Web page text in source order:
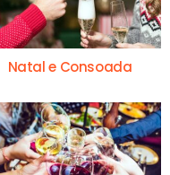
Natal e Consoada